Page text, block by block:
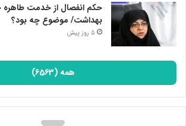
حکم انفصال از خدمت طاهره
بهداشت/ موضوع چه بود؟
5 روز پیش
همه (6563)